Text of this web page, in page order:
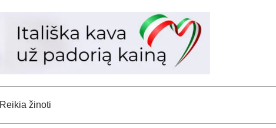
Reikia žinoti